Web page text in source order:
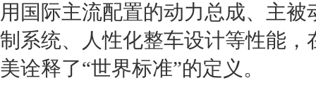
用国际主流配置的动力总成、主
制系统、人性化整车设计等性能
美诠释了“世界标准”的定义。